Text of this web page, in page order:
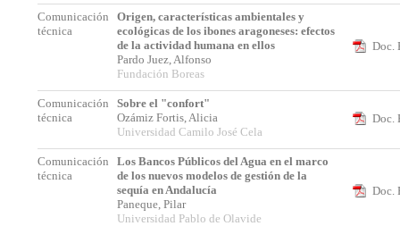
Comunicación
técnica
Origen, características ambientales y
ecológicas de los ibones aragoneses: efectos
de la actividad humana en ellos
Pardo Juez, Alfonso
Fundación Boreas
Doc.
Comunicación
técnica
Sobre el "confort"
Ozámiz Fortis, Alicia
Universidad Camilo José Cela
Doc.
Comunicación
técnica
Los Bancos Públicos del Agua en el marco
de los nuevos modelos de gestión de la
sequía en Andalucía
Paneque, Pilar
Universidad Pablo de Olavide
Doc.